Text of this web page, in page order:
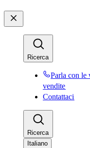
Ricerca​​
Parla con le
vendite​​
Contattaci​​
Ricerca​​
Italiano